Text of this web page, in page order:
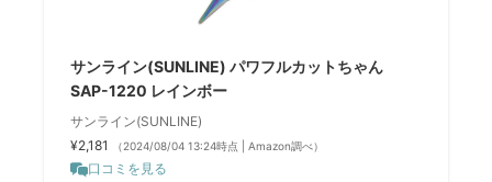
サンライン(SUNLINE) パワフルカットちゃん
SAP-1220 レインボー
サンライン(SUNLINE)
¥2,181
（2024/08/04 13:24時点 | Amazon調べ）
口コミを見る